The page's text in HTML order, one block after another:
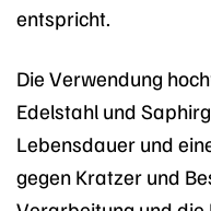
entspricht.
Die Verwendung
Edelstahl und
Lebensdauer und
gegen Kratzer und